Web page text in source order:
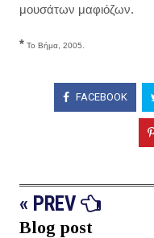
μουσάτων μαφιόζων.
* Το Βήμα, 2005.
FACEBOOK
« PREV
Blog post